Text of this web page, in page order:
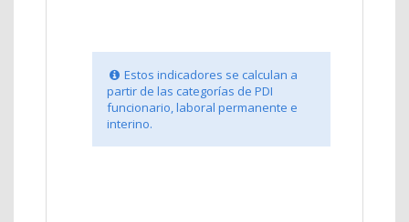
Estos indicadores se calculan a
partir de las categorías de PDI
funcionario, laboral permanente e
interino.